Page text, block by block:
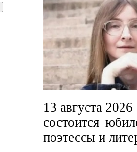
13 августа
состоится
поэтессы и